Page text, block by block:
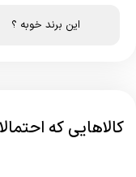
این برند خوبه ؟
کالاهایی که